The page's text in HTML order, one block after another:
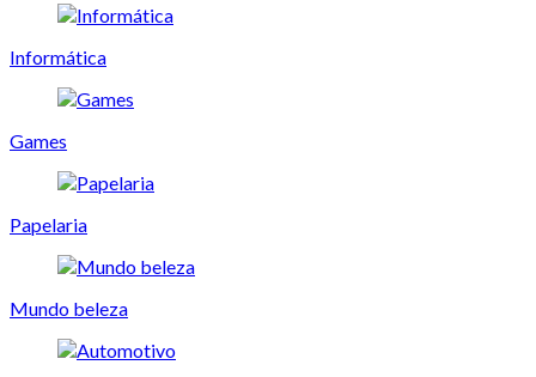
Informática
Games
Papelaria
Mundo beleza